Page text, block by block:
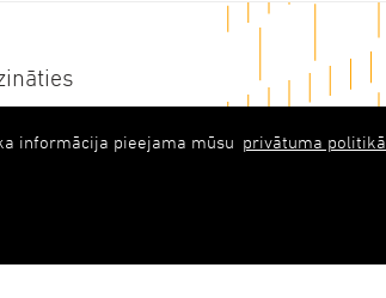
informācija pieejama mūsu privātuma politikā.
6348 9333